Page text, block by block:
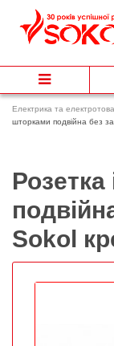
Електрика та
шторками подвійна без
Sokol